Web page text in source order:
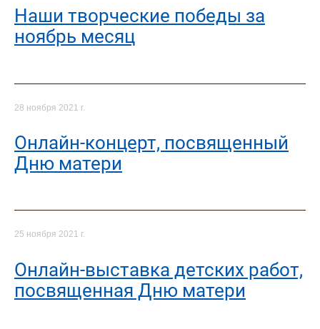
Наши творческие победы за
ноябрь месяц
28 ноября 2021 г.
Онлайн-концерт, посвященный
Дню матери
25 ноября 2021 г.
Онлайн-выставка детских работ,
посвященная Дню матери